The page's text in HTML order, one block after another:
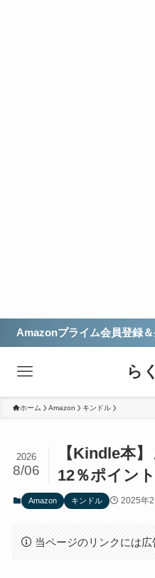
Amazonプライム会員登録
ら
ホーム Amazon キンドル
【Kindle本
12％ポイン
2026
8/06
Amazon キンドル 2025年2
当ページのリンクには広